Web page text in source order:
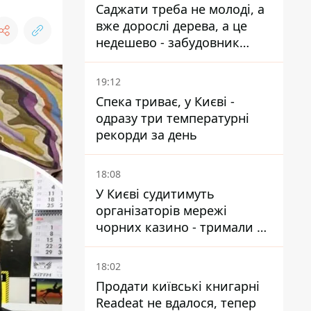
Саджати треба не молоді, а
вже дорослі дерева, а це
недешево - забудовник
Ніконов
19:12
Спека триває, у Києві -
одразу три температурні
рекорди за день
18:08
У Києві судитимуть
організаторів мережі
чорних казино - тримали 39
закладів
18:02
Продати київські книгарні
Readeat не вдалося, тепер